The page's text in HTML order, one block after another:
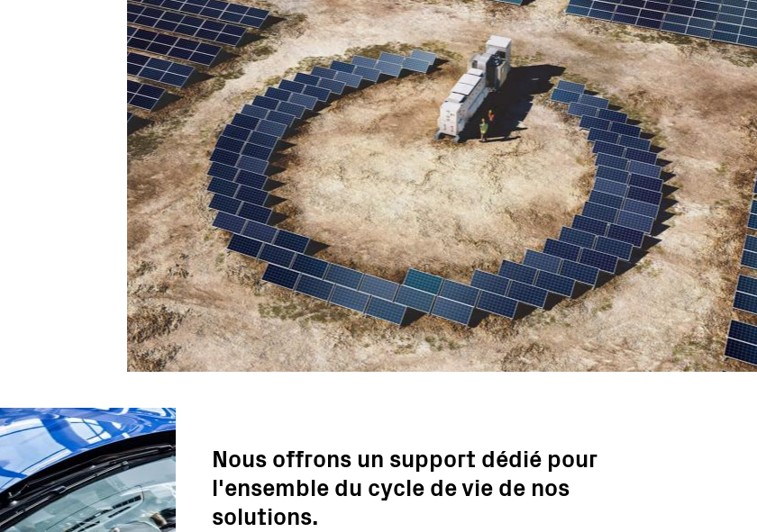
Nous offrons un support dédié pour
l'ensemble du cycle de vie de nos
solutions.